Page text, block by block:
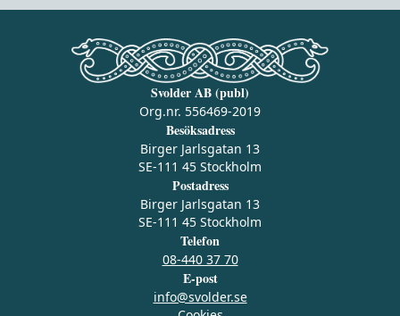
Svolder AB (publ)
Org.nr. 556469-2019
Besöksadress
Birger Jarlsgatan 13
SE-111 45 Stockholm
Postadress
Birger Jarlsgatan 13
SE-111 45 Stockholm
Telefon
08-440 37 70
E-post
info@svolder.se